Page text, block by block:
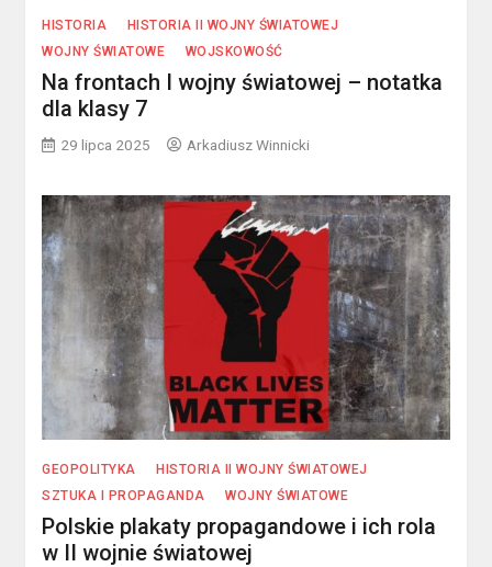
HISTORIA
HISTORIA II WOJNY ŚWIATOWEJ
WOJNY ŚWIATOWE
WOJSKOWOŚĆ
Na frontach I wojny światowej – notatka
dla klasy 7
29 lipca 2025 Arkadiusz Winnicki
GEOPOLITYKA
HISTORIA II WOJNY ŚWIATOWEJ
SZTUKA I PROPAGANDA
WOJNY ŚWIATOWE
Polskie plakaty propagandowe i ich rola
w II wojnie światowej